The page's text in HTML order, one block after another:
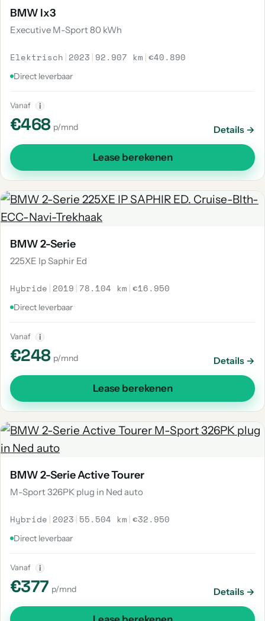
BMW Ix3
Executive M-Sport 80 kWh
Elektrisch | 2023 | 92.907 km |€40.890
Direct leverbaar
Vanaf i
€468 p/mnd Details →
Lease berekenen
BMW 2-Serie
225XE Ip Saphir Ed
Hybride | 2019 | 78.104 km |€16.950
Direct leverbaar
Vanaf i
€248 p/mnd Details →
Lease berekenen
BMW 2-Serie Active Tourer
M-Sport 326PK plug in Ned auto
Hybride | 2023 | 55.504 km |€32.950
Direct leverbaar
Vanaf i
€377 p/mnd Details →